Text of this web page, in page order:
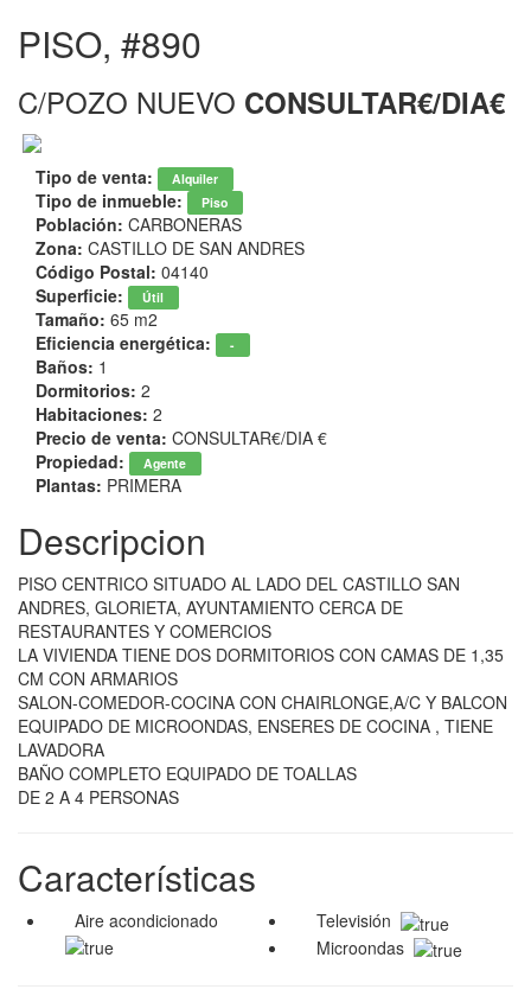
PISO, #890
C/POZO NUEVO CONSULTAR€/DIA€
Tipo de venta: Alquiler
Tipo de inmueble: Piso
Población: CARBONERAS
Zona: CASTILLO DE SAN ANDRES
Código Postal: 04140
Superficie:
Útil
Tamaño: 65 m2
Eficiencia energética:
-
Baños: 1
Dormitorios: 2
Habitaciones: 2
Precio de venta: CONSULTAR€/DIA €
Propiedad:
Agente
Plantas: PRIMERA
Descripcion
PISO CENTRICO SITUADO AL LADO DEL CASTILLO SAN
ANDRES, GLORIETA, AYUNTAMIENTO CERCA DE
RESTAURANTES Y COMERCIOS
LA VIVIENDA TIENE DOS DORMITORIOS CON CAMAS DE 1,35
CM CON ARMARIOS
SALON-COMEDOR-COCINA CON CHAIRLONGE,A/C Y BALCON
EQUIPADO DE MICROONDAS, ENSERES DE COCINA , TIENE
LAVADORA
BAÑO COMPLETO EQUIPADO DE TOALLAS
DE 2 A 4 PERSONAS
Características
Aire acondicionado
Televisión
Microondas